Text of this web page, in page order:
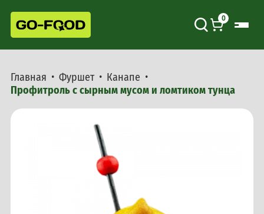
0
Главная Фуршет
Канапе
Профитроль с сырным мусом и ломтиком тунца